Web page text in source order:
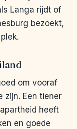
Langa rijdt of
bezoekt,
om vooraf
zijn. Een tiener
heeft
en goede